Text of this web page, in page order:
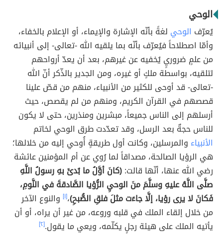
الوحي
يُعرّف الوحي لغةً بأنّه الإشارة والإيماء، أو الإعلام بالخفاء،
وأمّا اصطلاحاً فيُعرّف بأنّه بما يلقيه الله -تعالى- إلى أنبيائه
من علمٍ ضروريٍ يُخفيه عن غيرهم، بعد أن يعدّ أرواحهم
لتلقيه، بواسطة ملكٍ أو غيره، ومن الجدير بالذّكر أنّ الله
-تعالى- قد أوحى للكثير من الأنبياء، منهم من قصّ علينا
قصصهم في القرآن الكريم، ومنهم من لم يقصص، حيث
أرسلهم إلى الناس جميعاً، مبشرين ومنذرين، حتى لا يكون
للناس حجةٌ بعد الرسل، وقد تعدّدت طرق الوحي لخاتم
الأنبياء والمرسلين، وكانت أول طريقةٍ أُوحي إليه من خلالها؛
هي الرؤيا الصالحة، مصداقاً لما رُوي عن أم المؤمنين عائشة
رضي الله عنها، أنّها قالت:(كانَ أوَّلُ ما بُدئَ بهِ رسولُ اللَّهِ
صلَّى اللَّهُ عليهِ وسلَّمَ منَ الوحيِ الرُّؤيا الصَّادقةَ في النَّومِ،
فَكانَ لا يرى رؤيا، إلَّا جاءَت مثلَ فلقِ الصُّبحِ)،[١] والنوع الآخر
من خلال إلقاء الملك في قلبه وروعه، من غير أن يراه، أو أن
يأتيه الملك على هيئة رجلٍ يكلّمه، ويعي ما يقول.[٢]